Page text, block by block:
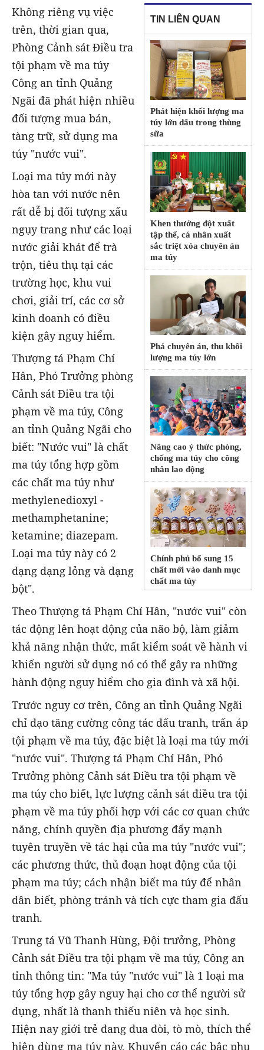
TIN LIÊN QUAN
Phát hiện khối lượng ma
túy lớn dấu trong thùng
sữa
Khen thưởng đột xuất
tập thể, cá nhân xuất
sắc triệt xóa chuyên án
ma túy
Phá chuyên án, thu khối
lượng ma túy lớn
Nâng cao ý thức phòng,
chống ma túy cho công
nhân lao động
Chính phủ bổ sung 15
chất mới vào danh mục
chất ma túy
Không riêng vụ việc
trên, thời gian qua,
Phòng Cảnh sát Điều tra
tội phạm về ma túy
Công an tỉnh Quảng
Ngãi đã phát hiện nhiều
đối tượng mua bán,
tàng trữ, sử dụng ma
túy "nước vui".
Loại ma túy mới này
hòa tan với nước nên
rất dễ bị đối tượng xấu
ngụy trang như các loại
nước giải khát để trà
trộn, tiêu thụ tại các
trường học, khu vui
chơi, giải trí, các cơ sở
kinh doanh có điều
kiện gây nguy hiểm.
Thượng tá Phạm Chí
Hân, Phó Trưởng phòng
Cảnh sát Điều tra tội
phạm về ma túy, Công
an tỉnh Quảng Ngãi cho
biết: "Nước vui" là chất
ma túy tổng hợp gồm
các chất ma túy như
methylenedioxyl -
methamphetanine;
ketamine; diazepam.
Loại ma túy này có 2
dạng dạng lỏng và dạng
bột".
Theo Thượng tá Phạm Chí Hân, "nước vui" còn
tác động lên hoạt động của não bộ, làm giảm
khả năng nhận thức, mất kiểm soát về hành vi
khiến người sử dụng nó có thể gây ra những
hành động nguy hiểm cho gia đình và xã hội.
Trước nguy cơ trên, Công an tỉnh Quảng Ngãi
chỉ đạo tăng cường công tác đấu tranh, trấn áp
tội phạm về ma túy, đặc biệt là loại ma túy mới
"nước vui". Thượng tá Phạm Chí Hân, Phó
Trưởng phòng Cảnh sát Điều tra tội phạm về
ma túy cho biết, lực lượng cảnh sát điều tra tội
phạm về ma túy phối hợp với các cơ quan chức
năng, chính quyền địa phương đẩy mạnh
tuyên truyền về tác hại của ma túy "nước vui";
các phương thức, thủ đoạn hoạt động của tội
phạm ma túy; cách nhận biết ma túy để nhân
dân biết, phòng tránh và tích cực tham gia đấu
tranh.
Trung tá Vũ Thanh Hùng, Đội trưởng, Phòng
Cảnh sát Điều tra tội phạm về ma túy, Công an
tỉnh thông tin: "Ma túy "nước vui" là 1 loại ma
túy tổng hợp gây nguy hại cho cơ thể người sử
dụng, nhất là thanh thiếu niên và học sinh.
Hiện nay giới trẻ đang đua đòi, tò mò, thích thể
hiện dùng ma túy này. Khuyến cáo các bậc phụ